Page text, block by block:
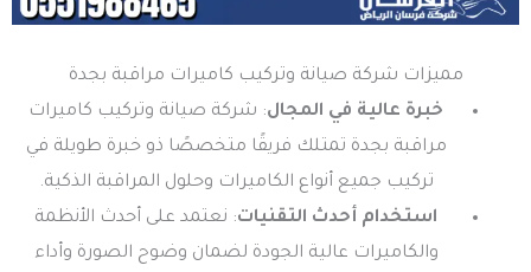
مميزات شركة صيانة وتركيب كاميرات مراقبة بجدة
خبرة عالية في المجال: شركة صيانة وتركيب كاميرات
مراقبة بجدة تمتلك فريقًا متخصصًا ذو خبرة طويلة في
تركيب جميع أنواع الكاميرات وحلول المراقبة الذكية.
استخدام أحدث التقنيات: نعتمد على أحدث الأنظمة
والكاميرات عالية الجودة لضمان وضوح الصورة وأداء